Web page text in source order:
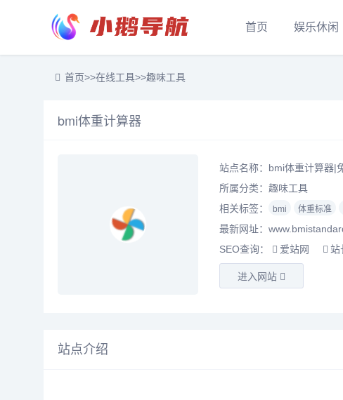
首页 娱乐休闲
首页>>在线工具>>趣味工具
bmi体重计算器
站点名称：bmi体重计算器|
所属分类： 趣味工具
相关标签：
bmi 体重标准
最新网址：
SEO查询：
爱站网 站
进入网站
站点介绍